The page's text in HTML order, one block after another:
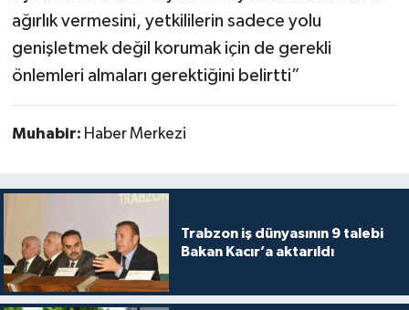
ağırlık vermesini, yetkililerin sadece yolu
genişletmek değil korumak için de gerekli
önlemleri almaları gerektiğini belirtti”
Muhabir: Haber Merkezi
Trabzon iş dünyasının 9 talebi
Bakan Kacır’a aktarıldı